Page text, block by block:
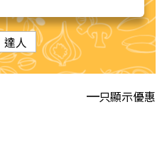
達人
只顯示優惠